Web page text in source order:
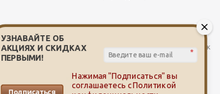
2026 © Служба заказа и доставки лекарств от сети аптек
"Мой доктор"
УЗНАВАЙТЕ ОБ
АКЦИЯХ И СКИДКАХ
ПЕРВЫМИ!
Подписаться
Нажимая "Подписаться" вы
соглашаетесь сПолитикой